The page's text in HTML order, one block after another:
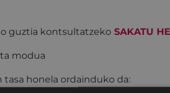
guztia kontsultatzeko SAKATU
modua
tasa honela ordainduko da: